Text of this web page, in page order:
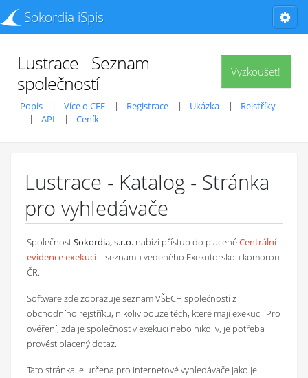
Sokordia iSpis
Vyzkoušet!
Lustrace - Seznam
společností
Popis Více o CEE Registrace Ukázka
Rejstříky
API
Ceník
Lustrace - Katalog - Stránka
pro vyhledávače
SpolečnostSokordia, s.r.o. nabízí přístup do placenéCentrální
evidence exekucí– seznamu vedeného Exekutorskou komorou
ČR.
Software zde zobrazuje seznam VŠECH společností z
obchodního rejstříku, nikoliv pouze těch, které mají exekuci. Pro
ověření, zda je společnost v exekuci nebo nikoliv, je potřeba
provést placený dotaz.
Tato stránka je určena pro internetové vyhledávače jako je